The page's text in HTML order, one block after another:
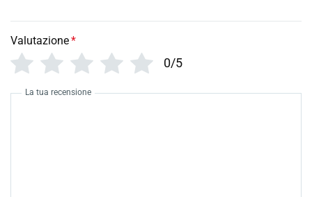
Valutazione*
0/5
La tua recensione